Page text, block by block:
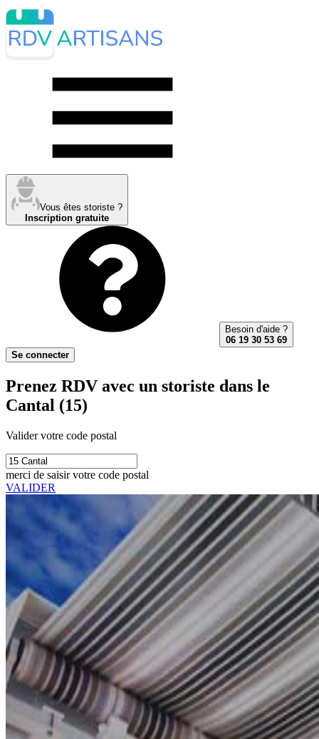
Vous êtes storiste ?
Inscription gratuite
Besoin d'aide ?
06 19 30 53 69
Se connecter
Prenez RDV avec un storiste dans le
Cantal (15)
Valider votre code postal
merci de saisir votre code postal
VALIDER